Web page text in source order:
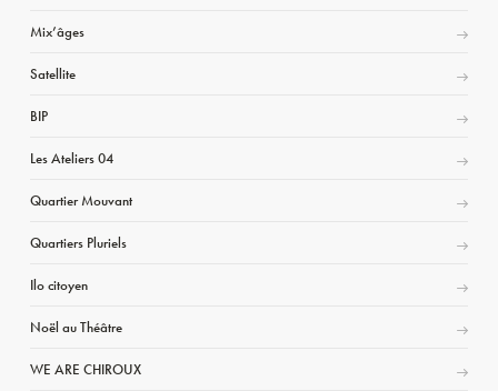
Mix’âges
Satellite
BIP
Les Ateliers 04
Quartier Mouvant
Quartiers Pluriels
Ilo citoyen
Noël au Théâtre
WE ARE CHIROUX